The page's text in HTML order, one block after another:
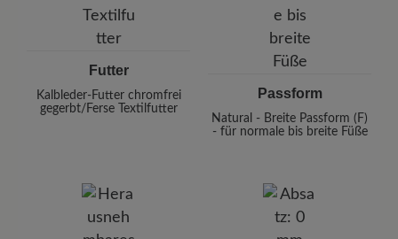
Futter
Kalbleder-Futter chromfrei
gegerbt/Ferse Textilfutter
Passform
Natural - Breite Passform (F)
- für normale bis breite Füße